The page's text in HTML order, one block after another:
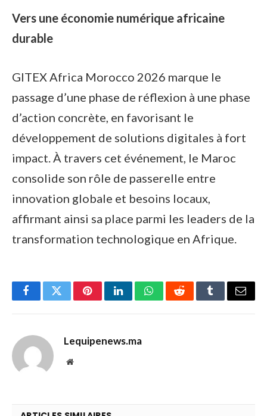
Vers une économie numérique africaine
durable
GITEX Africa Morocco 2026 marque le
passage d’une phase de réflexion à une phase
d’action concrète, en favorisant le
développement de solutions digitales à fort
impact. À travers cet événement, le Maroc
consolide son rôle de passerelle entre
innovation globale et besoins locaux,
affirmant ainsi sa place parmi les leaders de la
transformation technologique en Afrique.
FacebookTwitterPinterestLinkedInWhatsAppRedditTumblrEmail
Lequipenews.ma
Website